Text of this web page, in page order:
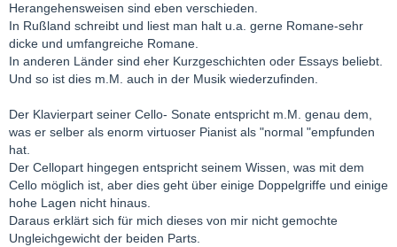
Herangehensweisen sind eben verschieden.
In Rußland schreibt und liest man halt u.a. gerne Romane-sehr
dicke und umfangreiche Romane.
In anderen Länder sind eher Kurzgeschichten oder Essays beliebt.
Und so ist dies m.M. auch in der Musik wiederzufinden.
Der Klavierpart seiner Cello- Sonate entspricht m.M. genau dem,
was er selber als enorm virtuoser Pianist als "normal "empfunden
hat.
Der Cellopart hingegen entspricht seinem Wissen, was mit dem
Cello möglich ist, aber dies geht über einige Doppelgriffe und einige
hohe Lagen nicht hinaus.
Daraus erklärt sich für mich dieses von mir nicht gemochte
Ungleichgewicht der beiden Parts.